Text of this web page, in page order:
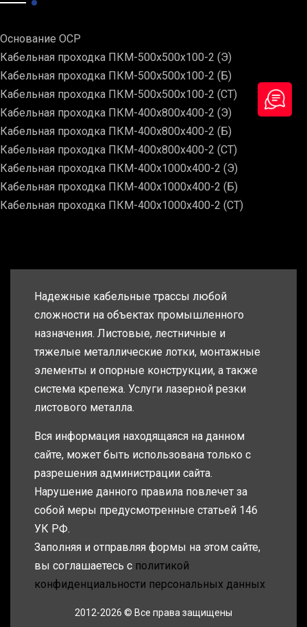
Основание ОСР
Кабельная проходка ПКМ-500х500х100-2 (Э)
Кабельная проходка ПКМ-500х500х100-2 (Б)
Кабельная проходка ПКМ-500х500х100-2 (СТ)
Кабельная проходка ПКМ-400х800х400-2 (Э)
Кабельная проходка ПКМ-400х800х400-2 (Б)
Кабельная проходка ПКМ-400х800х400-2 (СТ)
Кабельная проходка ПКМ-400х1000х400-2 (Э)
Кабельная проходка ПКМ-400х1000х400-2 (Б)
Кабельная проходка ПКМ-400х1000х400-2 (СТ)
Надежные кабельные трассы любой
сложности на объектах промышленного
назначения. Листовые, лестничные и
тяжелые металлические лотки, монтажные
элементы и опорные конструкции, а также
система крепежа. Услуги лазерной резки
листового металла.
Вся информация находящаяся на данном
сайте, может быть использована только с
разрешения администрации сайта.
Нарушение данного правила повлечет за
собой меры предусмотренные статьей 146
УК РФ.
Заполняя и отправляя формы на этом сайте,
вы соглашаетесь с политикой
конфиденциальности персональных данных
2012-2026 © Все права защищены